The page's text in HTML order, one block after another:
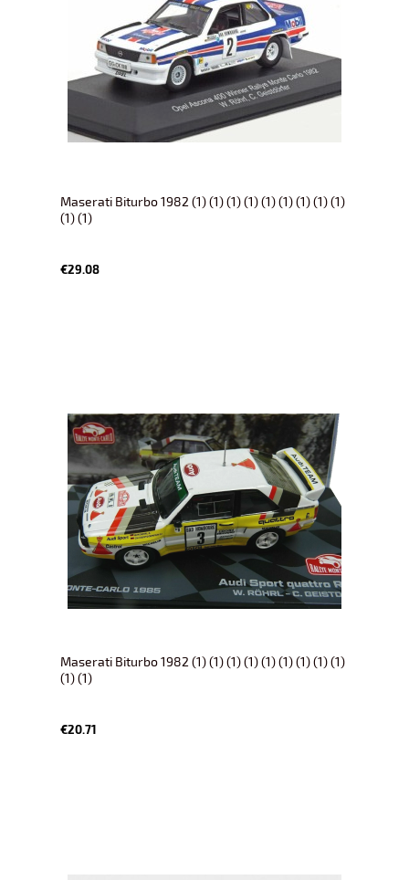
Maserati Biturbo 1982 (1) (1) (1) (1) (1) (1) (1) (1) (1)
(1) (1)
€29.08
Maserati Biturbo 1982 (1) (1) (1) (1) (1) (1) (1) (1) (1)
(1) (1)
€20.71